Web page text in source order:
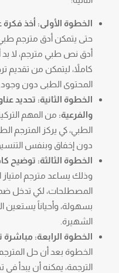
الخطوة الأولى: أخذ
حتى يتمكن أدق مترجم
أدق نص طبي مترجم، لا
كاملاً، ليتمكن من تقديم
المحتوى الطبى دون وجود
الخطوة الثانية: تحديد
والفرعية: من المهم
الطبي، كي يركز المترجم
دون إخفاق وبنفس
الخطوة الثالثة: توضيح
وذلك يساعد مترجم
المصطلحات، لكي تدخل
بسهولة، وأحياناً يستعين
الشهيرة.
الخطوة الرابعة: مباشرة
الخطوة بعد أن حل
الترجمة، يمكنه أن يبدأ